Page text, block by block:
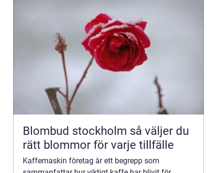
Blombud stockholm så väljer du
rätt blommor för varje tillfälle
Kaffemaskin företag är ett begrepp som